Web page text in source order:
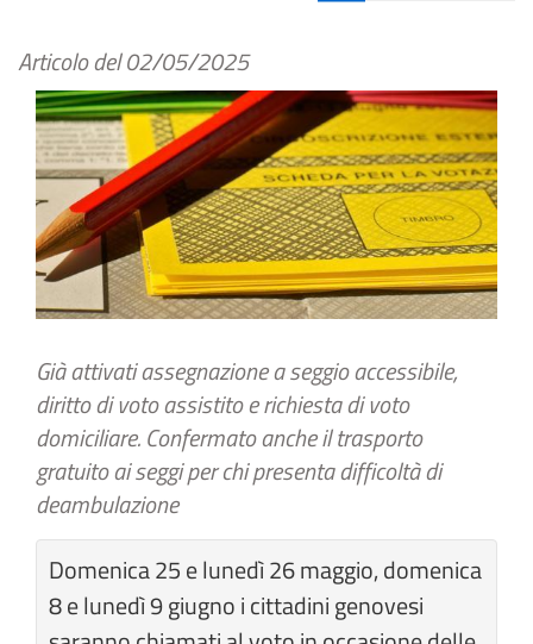
Articolo del02/05/2025
Già attivati assegnazione a seggio accessibile,
diritto di voto assistito e richiesta di voto
domiciliare. Confermato anche il trasporto
gratuito ai seggi per chi presenta difficoltà di
deambulazione
Domenica 25 e lunedì 26 maggio, domenica
8 e lunedì 9 giugno i cittadini genovesi